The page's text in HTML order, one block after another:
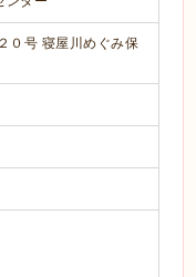
０号 寝屋川めぐみ保